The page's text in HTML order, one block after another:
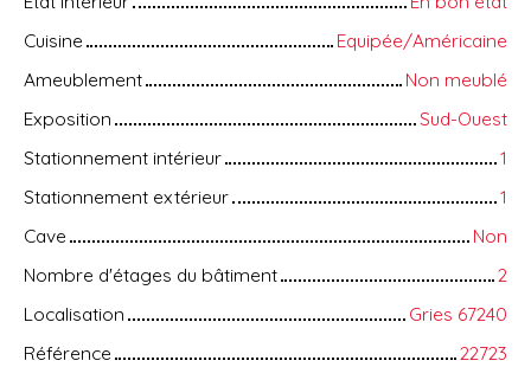
Cuisine
Equipée/Américaine
Ameublement
Non meublé
Exposition
Sud-Ouest
Stationnement intérieur
1
Stationnement extérieur
1
Cave
Non
Nombre d'étages du bâtiment
2
Localisation
Gries 67240
Référence
22723